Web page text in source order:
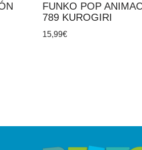
FUNKO POP
789 KUROGIRI
15,99€